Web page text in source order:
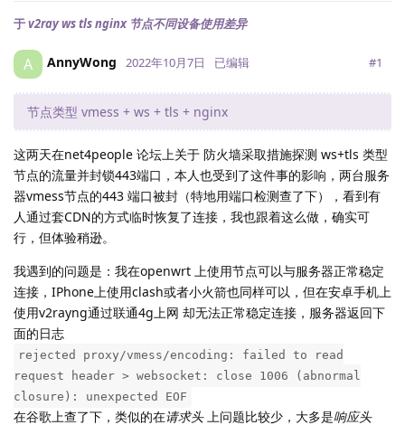
于v2ray ws tls nginx 节点不同设备使用差异
A AnnyWong 2022年10月7日 已编辑 #1
节点类型 vmess + ws + tls + nginx
这两天在net4people 论坛上关于 防火墙采取措施探测 ws+tls 类型
节点的流量并封锁443端口，本人也受到了这件事的影响，两台服务
器vmess节点的443 端口被封（特地用端口检测查了下），看到有
人通过套CDN的方式临时恢复了连接，我也跟着这么做，确实可
行，但体验稍逊。
我遇到的问题是：我在openwrt 上使用节点可以与服务器正常稳定
连接，IPhone上使用clash或者小火箭也同样可以，但在安卓手机上
使用v2rayng通过联通4g上网 却无法正常稳定连接，服务器返回下
面的日志
rejected proxy/vmess/encoding: failed to read
request header > websocket: close 1006 (abnormal
closure): unexpected EOF
在谷歌上查了下，类似的在请求头上问题比较少，大多是响应头